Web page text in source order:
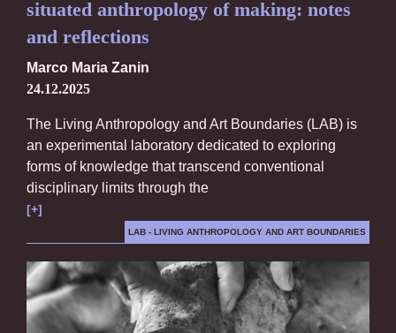
situated anthropology of making: notes
and reflections
Marco Maria Zanin
24.12.2025
The Living Anthropology and Art Boundaries (LAB) is
an experimental laboratory dedicated to exploring
forms of knowledge that transcend conventional
disciplinary limits through the
[+]
LAB - LIVING ANTHROPOLOGY AND ART BOUNDARIES